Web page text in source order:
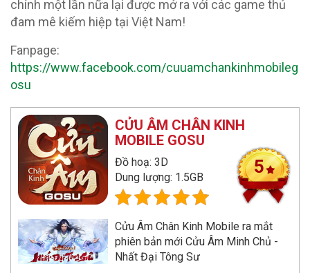
chính một lần nữa lại được mở ra với các game thủ
đam mê kiếm hiệp tại Việt Nam!
Fanpage:
https://www.facebook.com/cuuamchankinhmobileg
osu
CỬU ÂM CHÂN KINH
MOBILE GOSU
Đồ hoạ: 3D
Dung lượng: 1.5GB
5
Cửu Âm Chân Kinh Mobile ra mắt
phiên bản mới Cửu Âm Minh Chủ -
Nhất Đại Tông Sư